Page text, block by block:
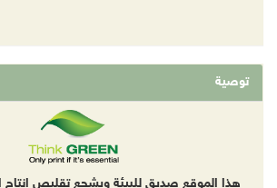
توصية
هذا الموقع صديق للبيئة ويشجع تقليص إنتاج